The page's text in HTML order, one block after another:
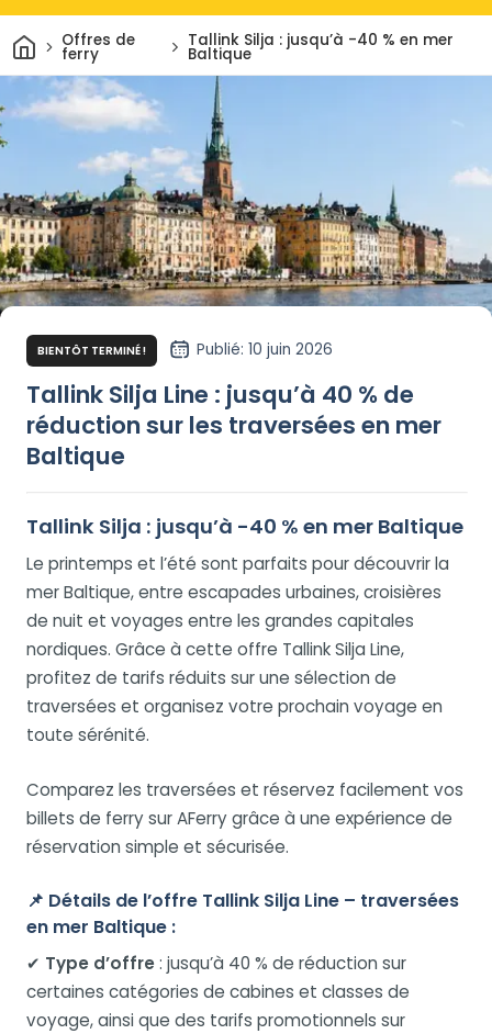
Maison
Offres de
ferry
Tallink Silja : jusqu’à -40 % en mer
Baltique
BIENTÔT TERMINÉ ! Publié: 10 juin 2026
Tallink Silja Line : jusqu’à 40 % de
réduction sur les traversées en mer
Baltique
Tallink Silja : jusqu’à -40 % en mer Baltique
Le printemps et l’été sont parfaits pour découvrir la
mer Baltique, entre escapades urbaines, croisières
de nuit et voyages entre les grandes capitales
nordiques. Grâce à cette offre Tallink Silja Line,
profitez de tarifs réduits sur une sélection de
traversées et organisez votre prochain voyage en
toute sérénité.
Comparez les traversées et réservez facilement vos
billets de ferry sur AFerry grâce à une expérience de
réservation simple et sécurisée.
📌 Détails de l’offre Tallink Silja Line – traversées
en mer Baltique :
✔ Type d’offre: jusqu’à 40 % de réduction sur
certaines catégories de cabines et classes de
voyage, ainsi que des tarifs promotionnels sur